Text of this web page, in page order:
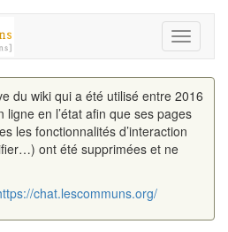
Toggle
du wiki qui a été utilisé entre 2016
en l’état afin que ses pages
les fonctionnalités d’interaction
ont été supprimées et ne
chat.lescommuns.org/